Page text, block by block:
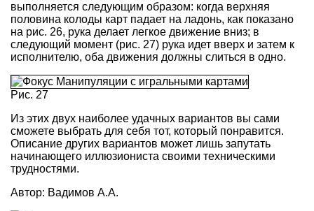
выполняется следующим образом: когда верхняя
половина колоды карт падает на ладонь, как показано
на рис. 26, рука делает легкое движение вниз; в
следующий момент (рис. 27) рука идет вверх и затем к
исполнителю, оба движения должны слиться в одно.
Рис. 27
Из этих двух наиболее удачных вариантов вы сами
сможете выбрать для себя тот, который понравится.
Описание других вариантов может лишь запутать
начинающего иллюзиониста своими техническими
трудностями.
Автор: Вадимов А.А.